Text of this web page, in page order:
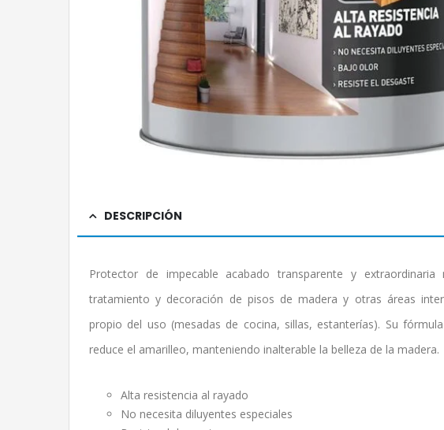
DESCRIPCIÓN
Protector de impecable acabado transparente y extraordinaria
tratamiento y decoración de pisos de madera y otras áreas
propio del uso (mesadas de cocina, sillas, estanterías). Su
reduce el amarilleo, manteniendo inalterable la belleza de la madera.
Alta resistencia al rayado
No necesita diluyentes especiales